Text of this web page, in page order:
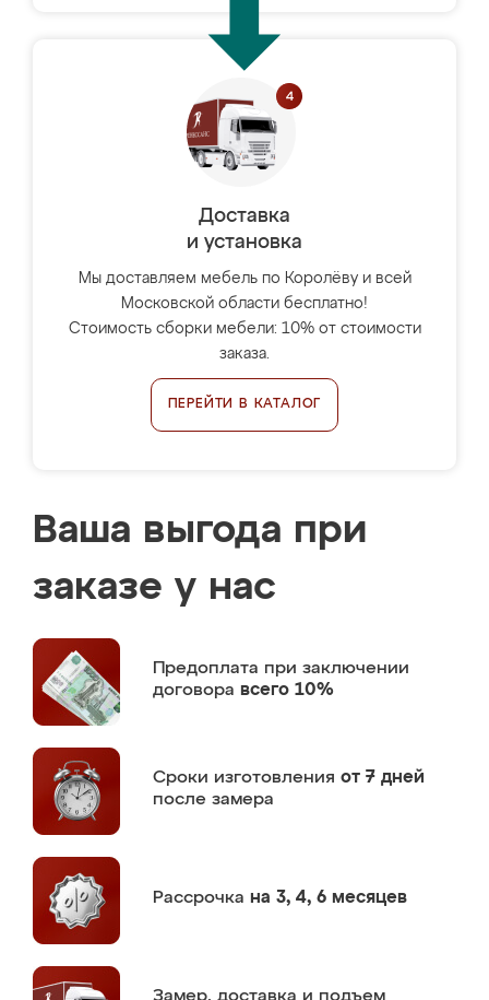
Доставка
и установка
Мы доставляем мебель по Королёву и всей
Московской области бесплатно!
Стоимость сборки мебели: 10% от стоимости
заказа.
ПЕРЕЙТИ В КАТАЛОГ
Ваша выгода при
заказе у нас
Предоплата при заключении
договора всего 10%
Сроки изготовления от 7 дней
после замера
Рассрочка на 3, 4, 6 месяцев
Замер, доставка и подъем